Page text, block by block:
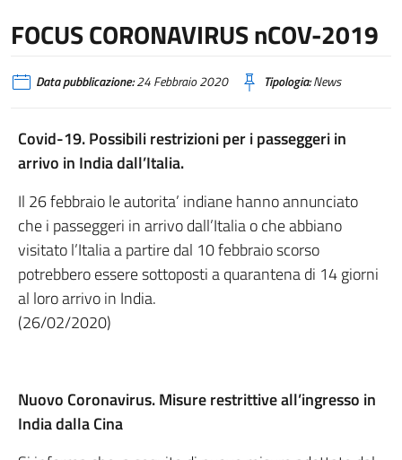
FOCUS CORONAVIRUS nCOV-2019
Data pubblicazione:24 Febbraio 2020 Tipologia:News
Covid-19. Possibili restrizioni per i passeggeri in
arrivo in India dall’Italia.
Il 26 febbraio le autorita’ indiane hanno annunciato
che i passeggeri in arrivo dall’Italia o che abbiano
visitato l’Italia a partire dal 10 febbraio scorso
potrebbero essere sottoposti a quarantena di 14 giorni
al loro arrivo in India.
(26/02/2020)
Nuovo Coronavirus. Misure restrittive all’ingresso in
India dalla Cina